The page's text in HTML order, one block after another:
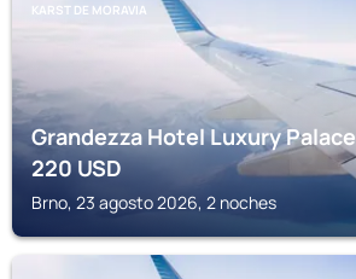
KARST DE MORAVIA
Grandezza Hotel Luxury Palace
220USD
Brno, 23 agosto 2026, 2 noches